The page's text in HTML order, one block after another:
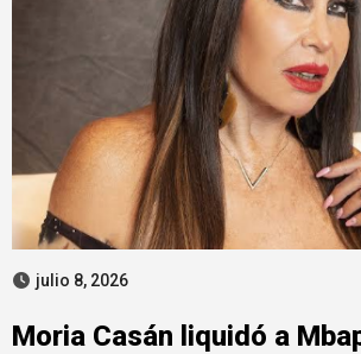
julio 8, 2026
Moria Casán liquidó a